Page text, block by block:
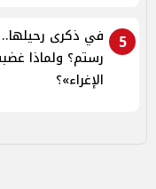
5
في ذكرى
رستم؟ ولماذا
الإغراء»؟